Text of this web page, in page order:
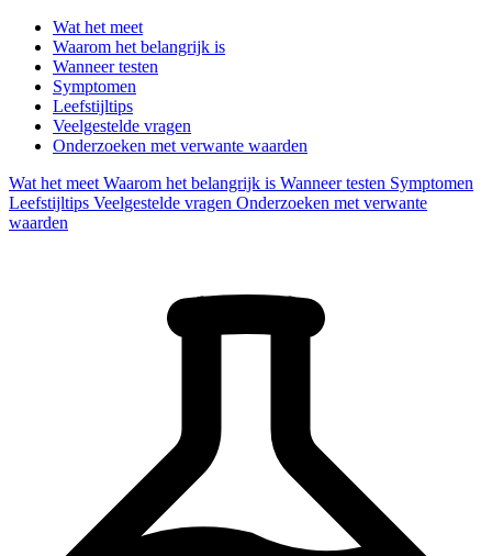
Wat het meet
Waarom het belangrijk is
Wanneer testen
Symptomen
Leefstijltips
Veelgestelde vragen
Onderzoeken met verwante waarden
Wat het meet Waarom het belangrijk is Wanneer testen Symptomen
Leefstijltips Veelgestelde vragen Onderzoeken met verwante
waarden